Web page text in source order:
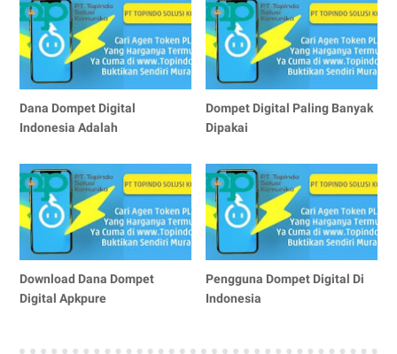
Dana Dompet Digital
Indonesia Adalah
Dompet Digital Paling Banyak
Dipakai
Download Dana Dompet
Digital Apkpure
Pengguna Dompet Digital Di
Indonesia